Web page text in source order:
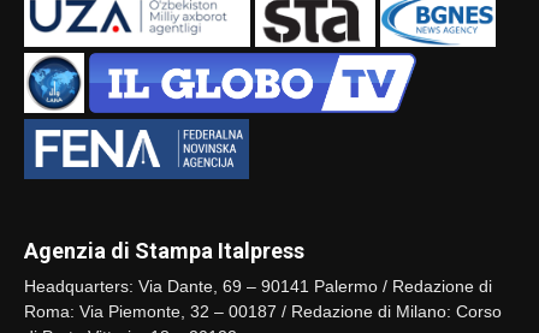
Agenzia di Stampa Italpress
Headquarters: Via Dante, 69 – 90141 Palermo / Redazione di
Roma: Via Piemonte, 32 – 00187 / Redazione di Milano: Corso